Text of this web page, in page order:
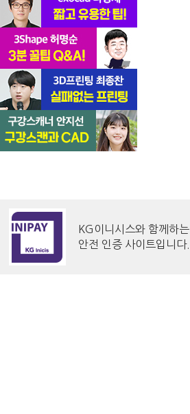
KG이니시스와 함께하는
안전 인증 사이트입니다.